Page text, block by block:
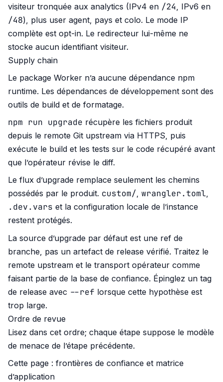
visiteur tronquée aux analytics (IPv4 en /24 , IPv6 en
/48), plus user agent, pays et colo. Le mode IP
complète est opt-in. Le redirecteur lui-même ne
stocke aucun identifiant visiteur.
Supply chain
Le package Worker n’a aucune dépendance npm
runtime. Les dépendances de développement sont des
outils de build et de formatage.
npm run upgrade récupère les fichiers produit
depuis le remote Git upstream via HTTPS, puis
exécute le build et les tests sur le code récupéré avant
que l’opérateur révise le diff.
Le flux d’upgrade remplace seulement les chemins
possédés par le produit. custom/, wrangler.toml,
.dev.vars et la configuration locale de l’instance
restent protégés.
La source d’upgrade par défaut est une ref de
branche, pas un artefact de release vérifié. Traitez le
remote upstream et le transport opérateur comme
faisant partie de la base de confiance. Épinglez un tag
de release avec --ref lorsque cette hypothèse est
trop large.
Ordre de revue
Lisez dans cet ordre; chaque étape suppose le modèle
de menace de l’étape précédente.
Cette page : frontières de confiance et matrice
d’application